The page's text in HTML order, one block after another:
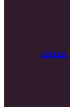
مصاف